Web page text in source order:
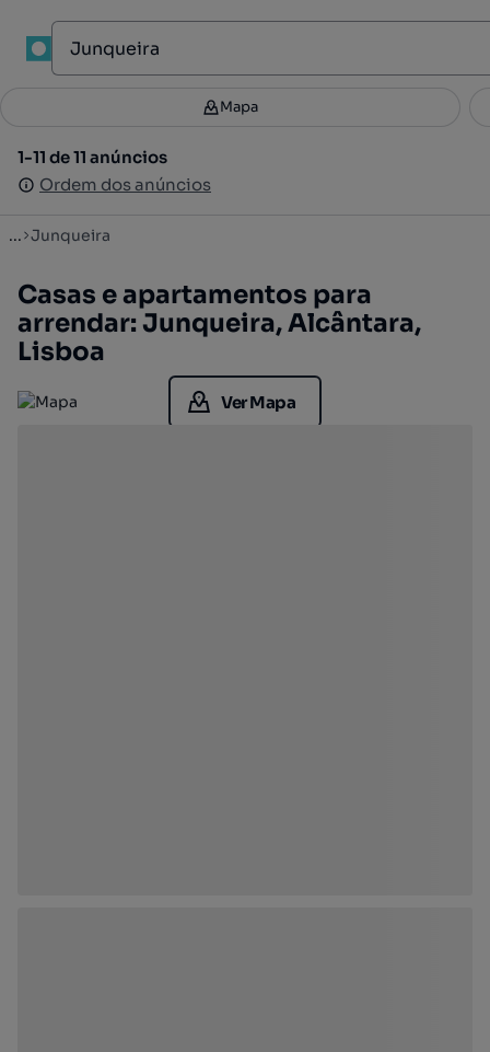
Filtros 2
1-11 de 11 anúncios
Ordem dos anúncios
Mapa
1-11 de 11 anúncios
Ordem dos anúncios
... Junqueira
Casas e apartamentos para
arrendar: Junqueira, Alcântara,
Lisboa
Ver Mapa